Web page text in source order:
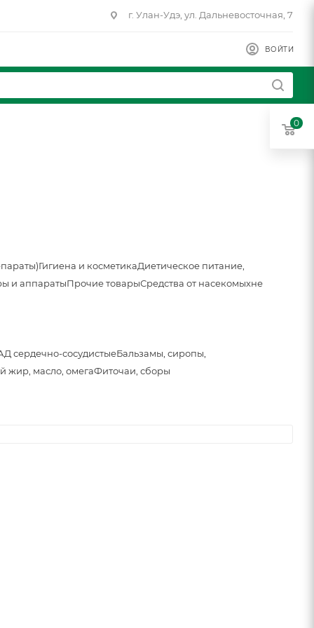
г. Улан-Удэ, ул. Дальневосточная, 7
ВОЙТИ
Гигиена и косметикаДиетическое питание,
и аппаратыПрочие товарыСредства от насекомыхне
сердечно-сосудистыеБальзамы, сиропы,
жир, масло, омегаФиточаи, сборы
0